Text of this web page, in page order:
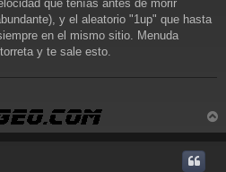
que tenías antes de morir
y el aleatorio "1up" que hasta
en el mismo sitio. Menuda
y te sale esto.
r